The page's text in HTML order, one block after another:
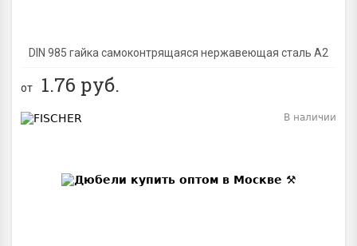
DIN 985 гайка самоконтрящаяся нержавеющая сталь A2
от 1.76 руб.
В наличии